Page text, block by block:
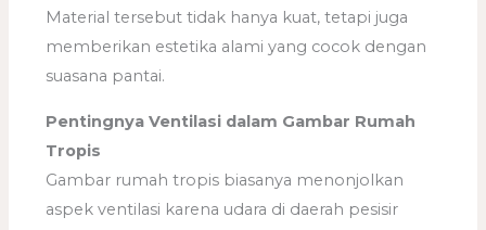
Material tersebut tidak hanya kuat, tetapi juga
memberikan estetika alami yang cocok dengan
suasana pantai.
Pentingnya Ventilasi dalam Gambar Rumah
Tropis
Gambar rumah tropis biasanya menonjolkan
aspek ventilasi karena udara di daerah pesisir